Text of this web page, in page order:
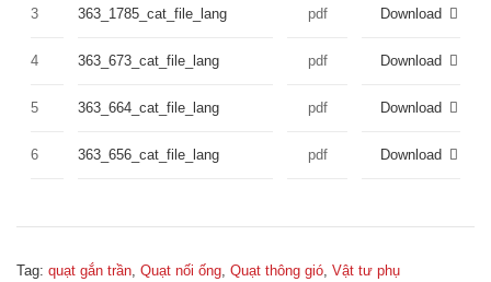
3 363_1785_cat_file_lang pdf Download
4 363_673_cat_file_lang pdf Download
5 363_664_cat_file_lang pdf Download
6 363_656_cat_file_lang pdf Download
Tag: quạt gắn trần, Quạt nối ống, Quạt thông gió, Vật tư phụ